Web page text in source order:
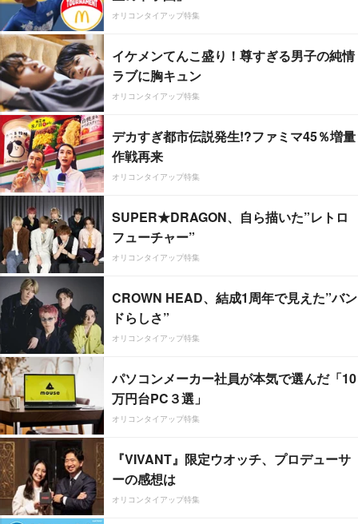
オリコンタイアップ特集
イケメンてんこ盛り！尊すぎる男子の純情
ラブに胸キュン
オリコンタイアップ特集
デカすぎ都市伝説発生!?ファミマ45％増量
作戦再来
オリコンタイアップ特集
SUPER★DRAGON、自ら描いた”レトロ
フューチャー”
オリコンタイアップ特集
CROWN HEAD、結成1周年で見えた”バン
ドらしさ”
オリコンタイアップ特集
パソコンメーカー社員が本気で選んだ「10
万円台PC３選」
オリコンタイアップ特集
『VIVANT』限定ウオッチ、プロデューサ
ーの感想は
オリコンタイアップ特集